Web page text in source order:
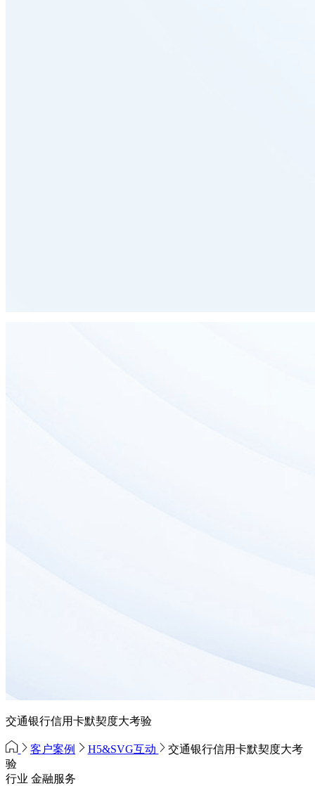
交通银行信用卡默契度大考验
客户案例 H5&SVG互动
交通银行信用卡默契度大考
验
行业 金融服务